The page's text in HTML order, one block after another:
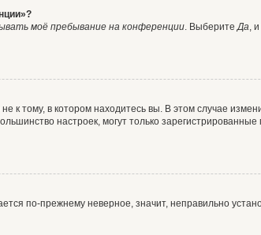
моё пребывание на конференции. ВыберитеДа,
к тому, в котором находитесь вы. В этом случае
настроек, могут только
по-прежнему неверное, значит, неправильно